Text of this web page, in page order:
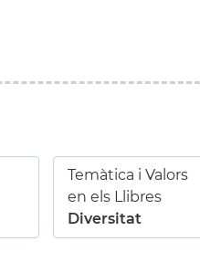
Temàtica i Valors
en els Llibres
Diversitat